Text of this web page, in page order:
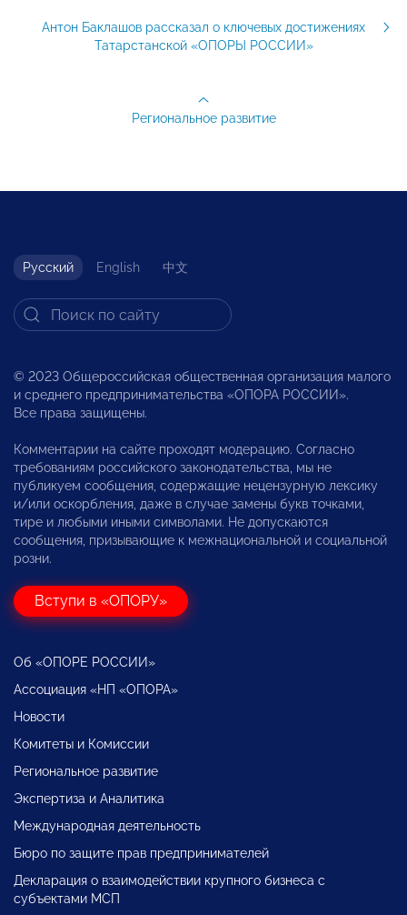
Антон Баклашов рассказал о ключевых достижениях
Татарстанской «ОПОРЫ РОССИИ»
Региональное развитие
Русский English 中文
© 2023 Общероссийская общественная организация малого
и среднего предпринимательства «ОПОРА РОССИИ».
Все права защищены.
Комментарии на сайте проходят модерацию. Согласно
требованиям российского законодательства, мы не
публикуем сообщения, содержащие нецензурную лексику
и/или оскорбления, даже в случае замены букв точками,
тире и любыми иными символами. Не допускаются
сообщения, призывающие к межнациональной и социальной
розни.
Вступи в «ОПОРУ»
Об «ОПОРЕ РОССИИ»
Ассоциация «НП «ОПОРА»
Новости
Комитеты и Комиссии
Региональное развитие
Экспертиза и Аналитика
Международная деятельность
Бюро по защите прав предпринимателей
Декларация о взаимодействии крупного бизнеса с
субъектами МСП